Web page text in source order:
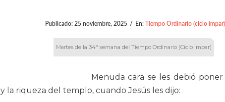
Publicado:25 noviembre, 2025 / En: Tiempo Ordinario (ciclo impar)
Martes de la 34ª semana del Tiempo Ordinario (Ciclo impar)
Menuda cara se les debió poner
la riqueza del templo, cuando Jesús les dijo: